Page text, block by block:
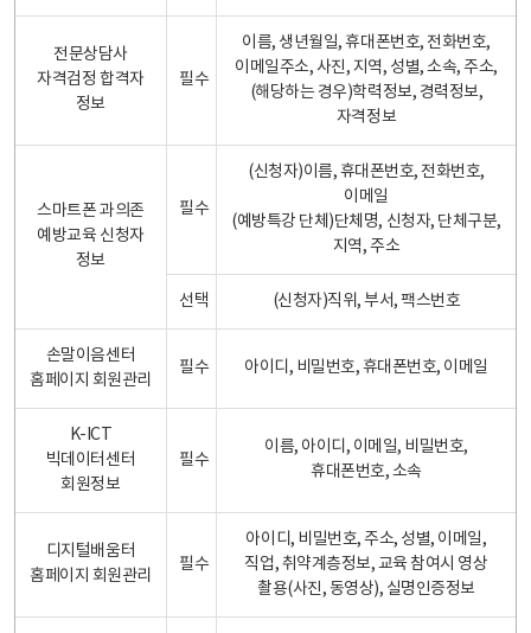
전문상담사
자격검정 합격자
정보
필수
이름, 생년월일, 휴대폰번호, 전화번호,
이메일주소, 사진, 지역, 성별, 소속, 주소,
(해당하는 경우)학력정보, 경력정보,
자격정보
스마트폰 과의존
예방교육 신청자
정보
필수
(신청자)이름, 휴대폰번호, 전화번호,
이메일
(예방특강 단체)단체명, 신청자, 단체구분,
지역, 주소
선택 (신청자)직위, 부서, 팩스번호
손말이음센터
홈페이지 회원관리
필수 아이디, 비밀번호, 휴대폰번호, 이메일
K-ICT
빅데이터센터
회원정보
필수
이름, 아이디, 이메일, 비밀번호,
휴대폰번호, 소속
디지털배움터
홈페이지 회원관리
필수
아이디, 비밀번호, 주소, 성별, 이메일,
직업, 취약계층정보, 교육 참여시 영상
촬용(사진, 동영상), 실명인증정보